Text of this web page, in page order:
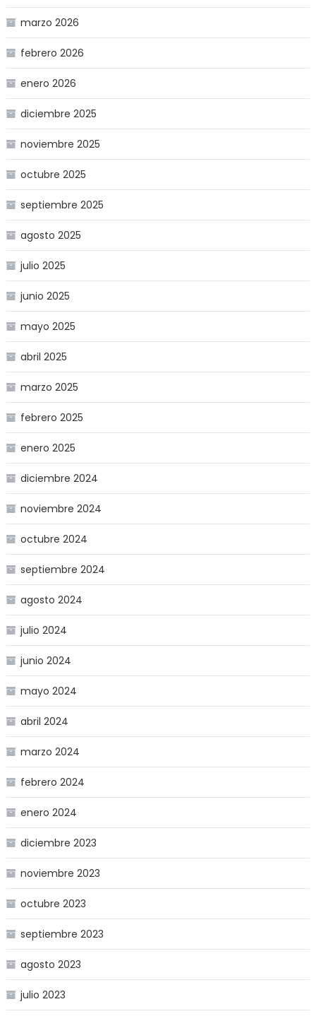
marzo 2026
febrero 2026
enero 2026
diciembre 2025
noviembre 2025
octubre 2025
septiembre 2025
agosto 2025
julio 2025
junio 2025
mayo 2025
abril 2025
marzo 2025
febrero 2025
enero 2025
diciembre 2024
noviembre 2024
octubre 2024
septiembre 2024
agosto 2024
julio 2024
junio 2024
mayo 2024
abril 2024
marzo 2024
febrero 2024
enero 2024
diciembre 2023
noviembre 2023
octubre 2023
septiembre 2023
agosto 2023
julio 2023